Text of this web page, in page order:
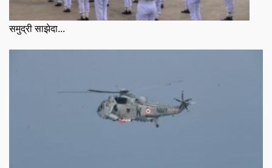
समुद्री साझेदा...